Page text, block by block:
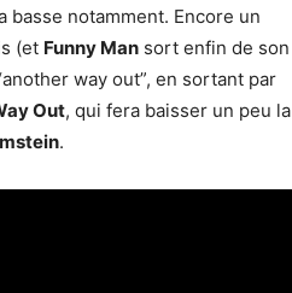
basse notamment. Encore un
(et Funny Man sort enfin de son
way out”, en sortant par
Out, qui fera baisser un peu la
.